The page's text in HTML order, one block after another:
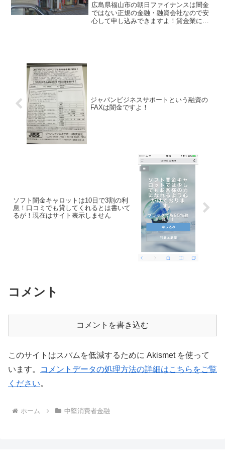
広島県福山市の朝日ファイナンスは闇金
ではない正規の金融・融資会社なので安
心して申し込みできますよ！貸金業に必
ジャパンビジネスサポートという融資の
FAXは闇金ですよ！
ソフト闇金キャロットは10日で3割の利
息！口コミでも貸してくれるとは書いて
るが！現在はサイト表示しません
コメント
コメントを書き込む
このサイトはスパムを低減するために Akismet を使って
います。
コメントデータの処理方法の詳細はこちらをご覧
ください。
ホーム 中堅消費者金融